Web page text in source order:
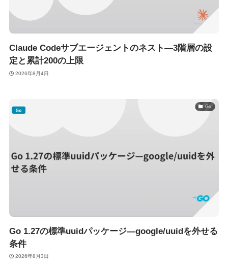
Claude Codeサブエージェントのネスト—3階層の設
定と累計200の上限
2026年8月4日
Go
Go 1.27の標準uuidパッケージ—google/uuidを外せる
条件
2026年8月3日